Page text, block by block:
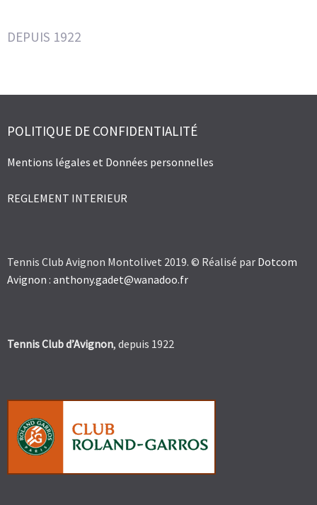
DEPUIS 1922
POLITIQUE DE CONFIDENTIALITÉ
Mentions légales et Données personnelles
REGLEMENT INTERIEUR
Tennis Club Avignon Montolivet 2019. © Réalisé par Dotcom
Avignon : anthony.gadet@wanadoo.fr
Tennis Club d’Avignon, depuis 1922